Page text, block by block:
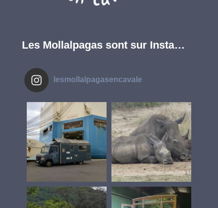
Les Mollalpagas sont sur Insta…
lesmollalpagasencavale